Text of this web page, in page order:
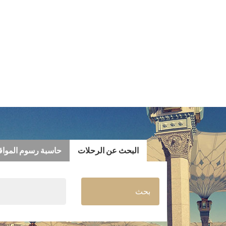
البحث عن الرحلات حاسبة رسوم
بحث